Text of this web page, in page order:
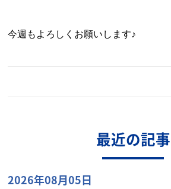
今週もよろしくお願いします♪
最近の記事
2026年08月05日